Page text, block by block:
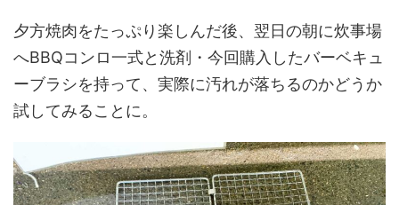
夕方焼肉をたっぷり楽しんだ後、翌日の朝に炊事場
へBBQコンロ一式と洗剤・今回購入したバーベキュ
ーブラシを持って、実際に汚れが落ちるのかどうか
試してみることに。